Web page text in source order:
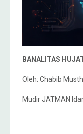
BANALITAS
Oleh: Chabib
Mudir JATMAN